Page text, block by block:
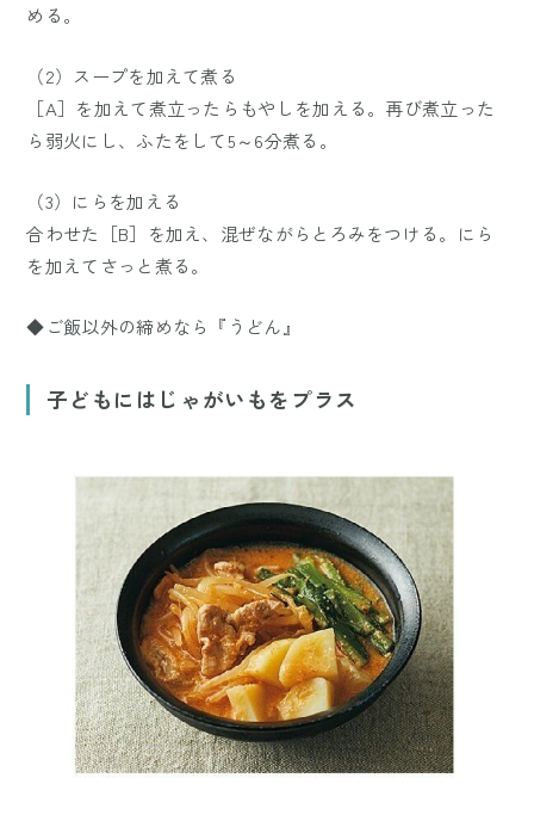
める。
（2）スープを加えて煮る
［A］を加えて煮立ったらもやしを加える。再び煮立った
ら弱火にし、ふたをして5～6分煮る。
（3）にらを加える
合わせた［B］を加え、混ぜながらとろみをつける。にら
を加えてさっと煮る。
◆ご飯以外の締めなら『うどん』
子どもにはじゃがいもをプラス